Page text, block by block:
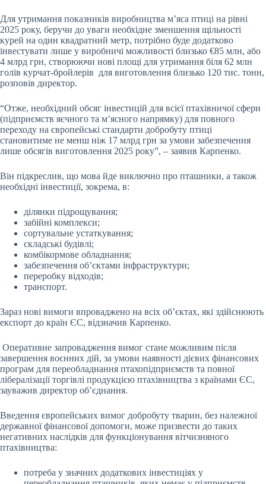
Для утримання показників виробництва м’яса птиці на рівні
2025 року, беручи до уваги необхідне зменшення щільності
курей на один квадратний метр, потрібно буде додатково
інвестувати лише у виробничі можливості близько €85 млн, або
4 млрд грн, створюючи нові площі для утримання біля 62 млн
голів курчат-бройлерів для виготовлення близько 120 тис. тонн,
розповів директор.
“Отже, необхідний обсяг інвестицій для всієї птахівничої сфери
(підприємств яєчного та м’ясного напрямку) для повного
переходу на європейські стандарти добробуту птиці
становитиме не менш ніж 17 млрд грн за умови забезпечення
лише обсягів виготовлення 2025 року”, – заявив Карпенко.
Він підкреслив, що мова йде виключно про пташники, а також
необхідні інвестиції, зокрема, в:
ділянки підрощування;
забійні комплекси;
сортувальне устаткування;
складські будівлі;
комбікормове обладнання;
забезпечення об’єктами інфраструктури;
переробку відходів;
транспорт.
Зараз нові вимоги впроваджено на всіх об’єктах, які здійснюють
експорт до країн ЄС, відзначив Карпенко.
Оперативне запровадження вимог стане можливим після
завершення воєнних дій, за умови наявності дієвих фінансових
програм для переобладнання птахопідприємств та повної
лібералізації торгівлі продукцією птахівництва з країнами ЄС,
зауважив директор об’єднання.
Введення європейських вимог добробуту тварин, без належної
державної фінансової допомоги, може призвести до таких
негативних наслідків для функціонування вітчизняного
птахівництва:
потреба у значних додаткових інвестиціях у